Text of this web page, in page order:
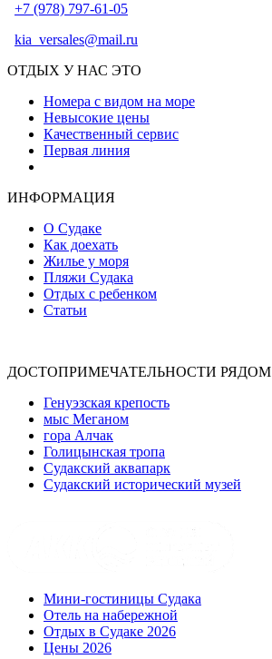
+7 (978) 797-61-05
kia_versales@mail.ru
ОТДЫХ У НАС ЭТО
Номера с видом на море
Невысокие цены
Качественный сервис
Первая линия
ИНФОРМАЦИЯ
О Судаке
Как доехать
Жилье у моря
Пляжи Судака
Отдых с ребенком
Статьи
ДОСТОПРИМЕЧАТЕЛЬНОСТИ РЯДОМ
Генуэзская крепость
мыс Меганом
гора Алчак
Голицынская тропа
Судакский аквапарк
Судакский исторический музей
Мини-гостиницы Судака
Отель на набережной
Отдых в Судаке 2026
Цены 2026